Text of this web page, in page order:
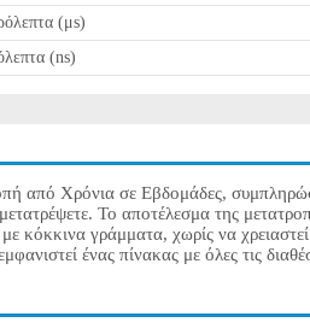
(μs)
(ns)
από Χρόνια σε Εβδομάδες,
Το αποτέλεσμα της
κόκκινα γράμματα, χωρίς να
ένας πίνακας με όλες τις